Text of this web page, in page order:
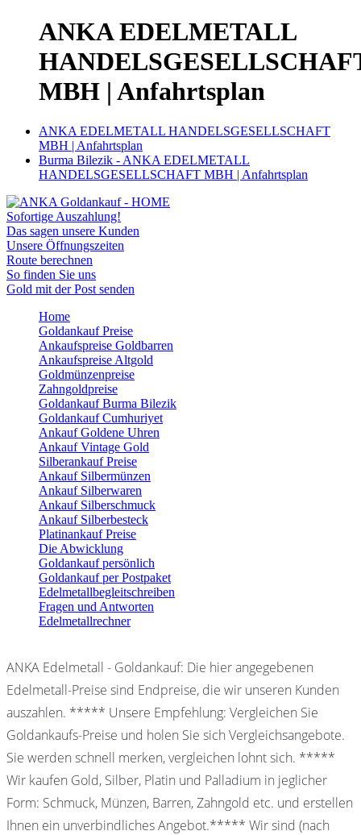
ANKA EDELMETALL
MBH | Anfahrtsplan
ANKA EDELMETALL HANDELSGESELLSCHAFT
MBH | Anfahrtsplan
Burma Bilezik - ANKA EDELMETALL
HANDELSGESELLSCHAFT MBH | Anfahrtsplan
Sofortige Auszahlung!
Das sagen unsere Kunden
Unsere Öffnungszeiten
Route berechnen
So finden Sie uns
Gold mit der Post senden
Home
Goldankauf Preise
Ankaufspreise Goldbarren
Ankaufspreise Altgold
Goldmünzenpreise
Zahngoldpreise
Goldankauf Burma Bilezik
Goldankauf Cumhuriyet
Ankauf Goldene Uhren
Ankauf Vintage Gold
Silberankauf Preise
Ankauf Silbermünzen
Ankauf Silberwaren
Ankauf Silberschmuck
Ankauf Silberbesteck
Platinankauf Preise
Die Abwicklung
Goldankauf persönlich
Goldankauf per Postpaket
Edelmetallbegleitschreiben
Fragen und Antworten
Edelmetallrechner
ANKA Edelmetall - Goldankauf: Die hier angegebenen
Edelmetall-Preise sind Endpreise, die wir unseren Kunden
auszahlen. ***** Unsere Empfehlung: Vergleichen Sie
Goldankaufs-Preise und holen Sie sich Vergleichsangebote.
Sie werden schnell merken, vergleichen lohnt sich. *****
Wir kaufen Gold, Silber, Platin und Palladium in jeglicher
Form: Schmuck, Münzen, Barren, Zahngold etc. und erstellen
Ihnen ein unverbindliches Angebot.***** Wir sind (nach